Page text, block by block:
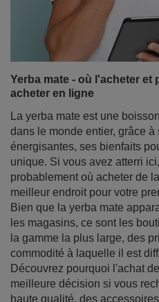
La yerba mate est une
dans le monde entier, grâce à
énergisantes, ses bienfaits
unique. Si vous avez atterri
meilleur endroit pour votre
Bien que la yerba mate
les magasins, ce sont les
la gamme la plus large, des
commodité à laquelle il est
Découvrez pourquoi l'achat
meilleure décision si vous
haute qualité, des
coffrets parfaits pour offrir.
En savoir plus